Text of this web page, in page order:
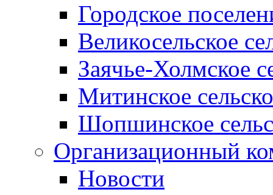
Городское
Великосельское
Заячье-Холмское
Митинское
Шопшинское
Организационный
Новости